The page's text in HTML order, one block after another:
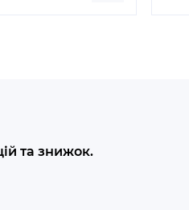
та знижок.